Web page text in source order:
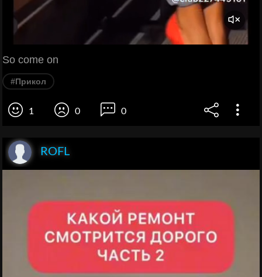
So come on
#Прикол
1 0 0
ROFL